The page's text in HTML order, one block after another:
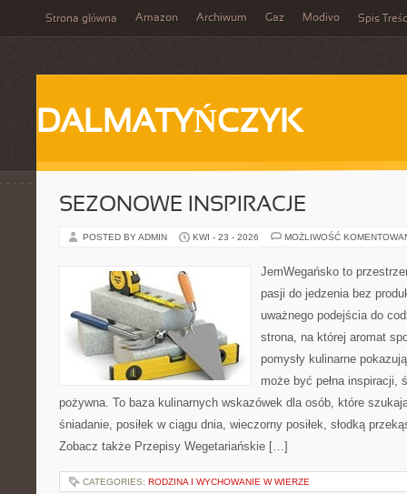
Strona główna Amazon Archiwum Gaz Modivo Spis
DALMATYŃCZYK
SEZONOWE INSPIRACJE
POSTED BY ADMIN KWI - 23 - 2026 MOŻLIWOŚĆ
JemWegańsko to
pasji do jedzenia bez
uważnego podejścia do
strona, na której aromat
pomysły kulinarne
może być pełna inspiracji,
pożywna. To baza kulinarnych wskazówek dla osób, które
śniadanie, posiłek w ciągu dnia, wieczorny posiłek, słodką
Zobacz także Przepisy Wegetariańskie […]
CATEGORIES: RODZINA I WYCHOWANIE W WIERZE